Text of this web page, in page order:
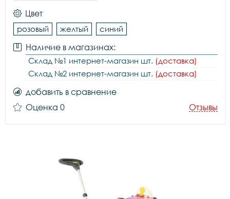
Цвет
розовый желтый синий
Наличие в магазинах:
Склад №1 интернет-магазин шт. (доставка)
Склад №2 интернет-магазин шт. (доставка)
добавить в сравнение
Оценка 0
Отзывы